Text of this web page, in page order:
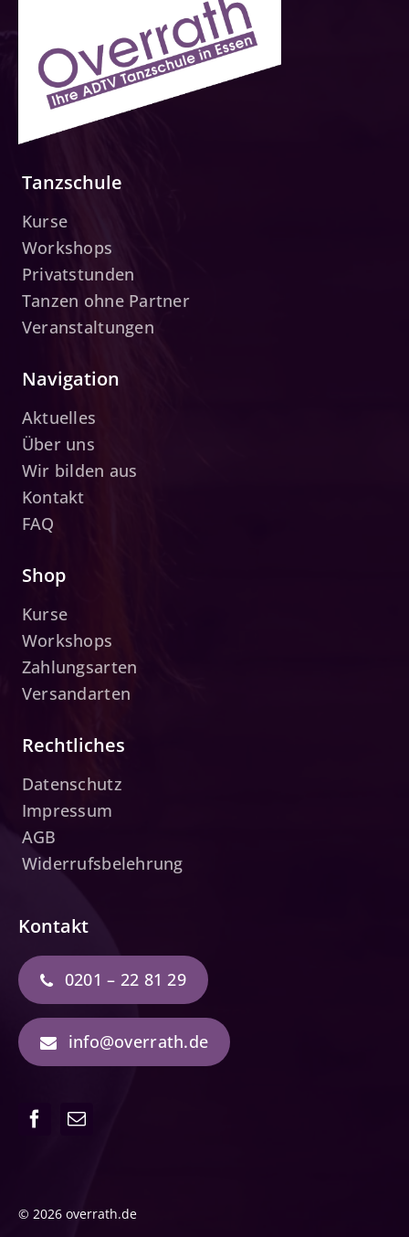
Tanzschule
Kurse
Workshops
Privatstunden
Tanzen ohne Partner
Veranstaltungen
Navigation
Aktuelles
Über uns
Wir bilden aus
Kontakt
FAQ
Kontakt
0201 – 22 81 29
info@overrath.de
Shop
Kurse
Workshops
Zahlungsarten
Versandarten
Rechtliches
Datenschutz
Impressum
AGB
Widerrufsbelehrung
© 2026 overrath.de